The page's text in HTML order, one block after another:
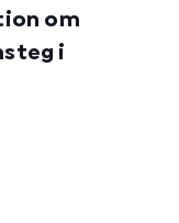
om
i